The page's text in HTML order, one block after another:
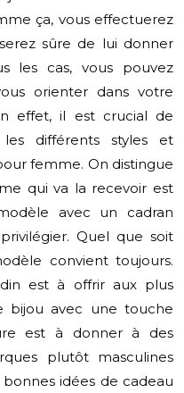
ça, vous effectuerez
sûre de lui donner
les cas, vous pouvez
orienter dans votre
effet, il est crucial de
différents styles et
femme. On distingue
qui va la recevoir est
avec un cadran
Quel que soit
convient toujours.
est à offrir aux plus
bijou avec une touche
est à donner à des
plutôt masculines
idées de cadeau